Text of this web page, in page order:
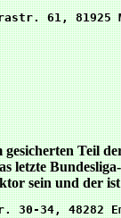
61, 81925
Teil
letzte
sein und der
30-34, 48282